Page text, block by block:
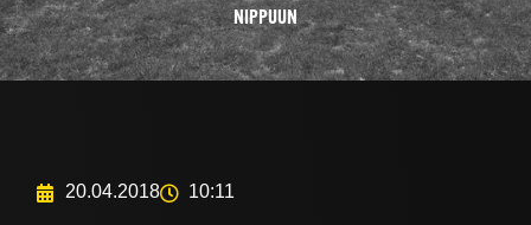
NIPPUUN
20.04.2018 10:11